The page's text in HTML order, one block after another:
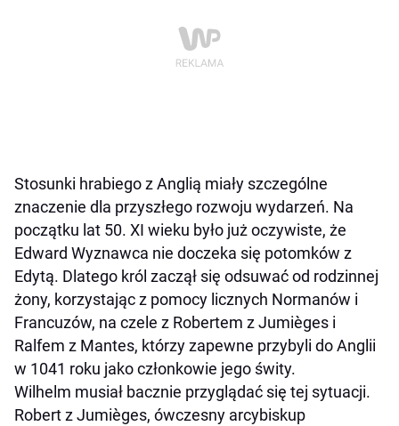
Stosunki hrabiego z Anglią miały szczególne
znaczenie dla przyszłego rozwoju wydarzeń. Na
początku lat 50. XI wieku było już oczywiste, że
Edward Wyznawca nie doczeka się potomków z
Edytą. Dlatego król zaczął się odsuwać od rodzinnej
żony, korzystając z pomocy licznych Normanów i
Francuzów, na czele z Robertem z Jumièges i
Ralfem z Mantes, którzy zapewne przybyli do Anglii
w 1041 roku jako członkowie jego świty.
Wilhelm musiał bacznie przyglądać się tej sytuacji.
Robert z Jumièges, ówczesny arcybiskup